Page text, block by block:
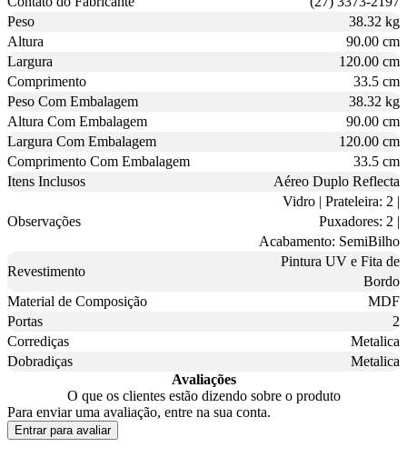
Peso
38.32 kg
Altura
90.00 cm
Largura
120.00 cm
Comprimento
33.5 cm
Peso Com Embalagem
38.32 kg
Altura Com Embalagem
90.00 cm
Largura Com Embalagem
120.00 cm
Comprimento Com Embalagem
33.5 cm
Itens Inclusos
Aéreo Duplo Reflecta
Observações
Vidro | Prateleira: 2 |
Puxadores: 2 |
Acabamento: SemiBilho
Revestimento
Pintura UV e Fita de
Bordo
Material de Composição
MDF
Portas
2
Corrediças
Metalica
Dobradiças
Metalica
Avaliações
O que os clientes estão dizendo sobre o produto
Para enviar uma avaliação, entre na sua conta.
Entrar para avaliar